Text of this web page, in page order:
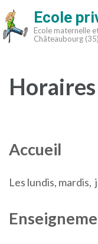
Aller
au
contenu
Ecole
Ecole maternelle
Châteaubourg (35)
Horaires
Accueil
Les lundis,